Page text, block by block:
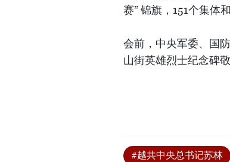
赛” 锦旗，151个集体
会前，中央军委、国
山街英雄烈士纪念碑
#越共中央总书记苏林